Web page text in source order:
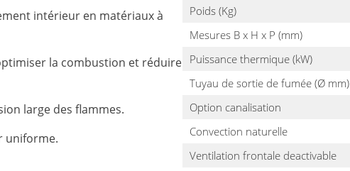
intérieur en matériaux à
la combustion et réduire
large des flammes.
uniforme.
Poids (Kg)
Mesures B x H x P (mm)
Puissance thermique (kW)
Tuyau de sortie de fumée (Ø mm)
Option canalisation
Convection naturelle
Ventilation frontale deactivable